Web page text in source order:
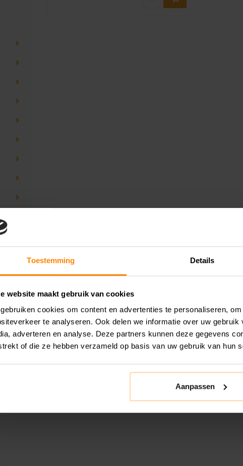
Toestemming Details
website maakt gebruik van cookies
cookies om content en advertenties te personaliseren,
te analyseren. Ook delen we informatie over uw
adverteren en analyse. Deze partners kunnen deze gegevens
of die ze hebben verzameld op basis van uw gebruik van hun
Aanpassen
16:00
van